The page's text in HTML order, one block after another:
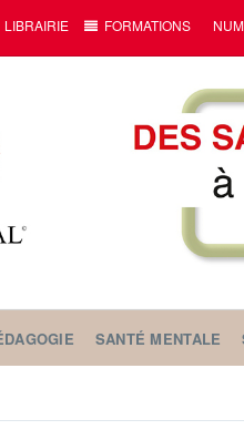
LIBRAIRIE FORMATIONS
SANTÉ MENTALE